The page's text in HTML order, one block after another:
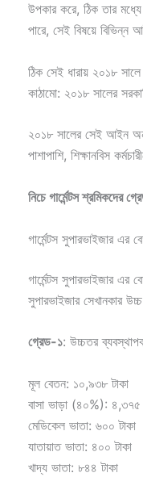
উপকার করে, ঠিক তার
পারে, সেই বিষয়ে বিভিন্ন
ঠিক সেই ধারায় ২০১৮
কাঠামো: ২০১৮ সালের
২০১৮ সালের সেই আইন
পাশাপাশি, শিক্ষানবিস
নিচে গার্মেন্টস শ্রমিকদের
গার্মেন্টস সুপারভাইজার এর
গার্মেন্টস সুপারভাইজার
সুপারভাইজার সেখানকার
গ্রেড-১: উচ্চতর
মূল বেতন: ১০,৯৩৮ টাকা
বাসা ভাড়া (৪০%): ৪,৩৭৫
মেডিকেল ভাতা: ৬০০ টাকা
যাতায়াত ভাতা: ৪০০ টাকা
খাদ্য ভাতা: ৮৪৪ টাকা